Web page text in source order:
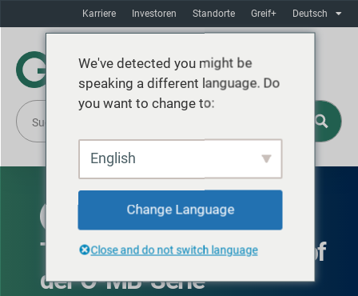
Karriere Investoren Standorte Greif+ Deutsch
VERFÜGBAR IN NORDAMERIKA
Trommel mit offenem Kopf
der O-MB-Serie
We've detected you might be
speaking a different language. Do
you want to change to:
English
Change Language
Close and do not switch language